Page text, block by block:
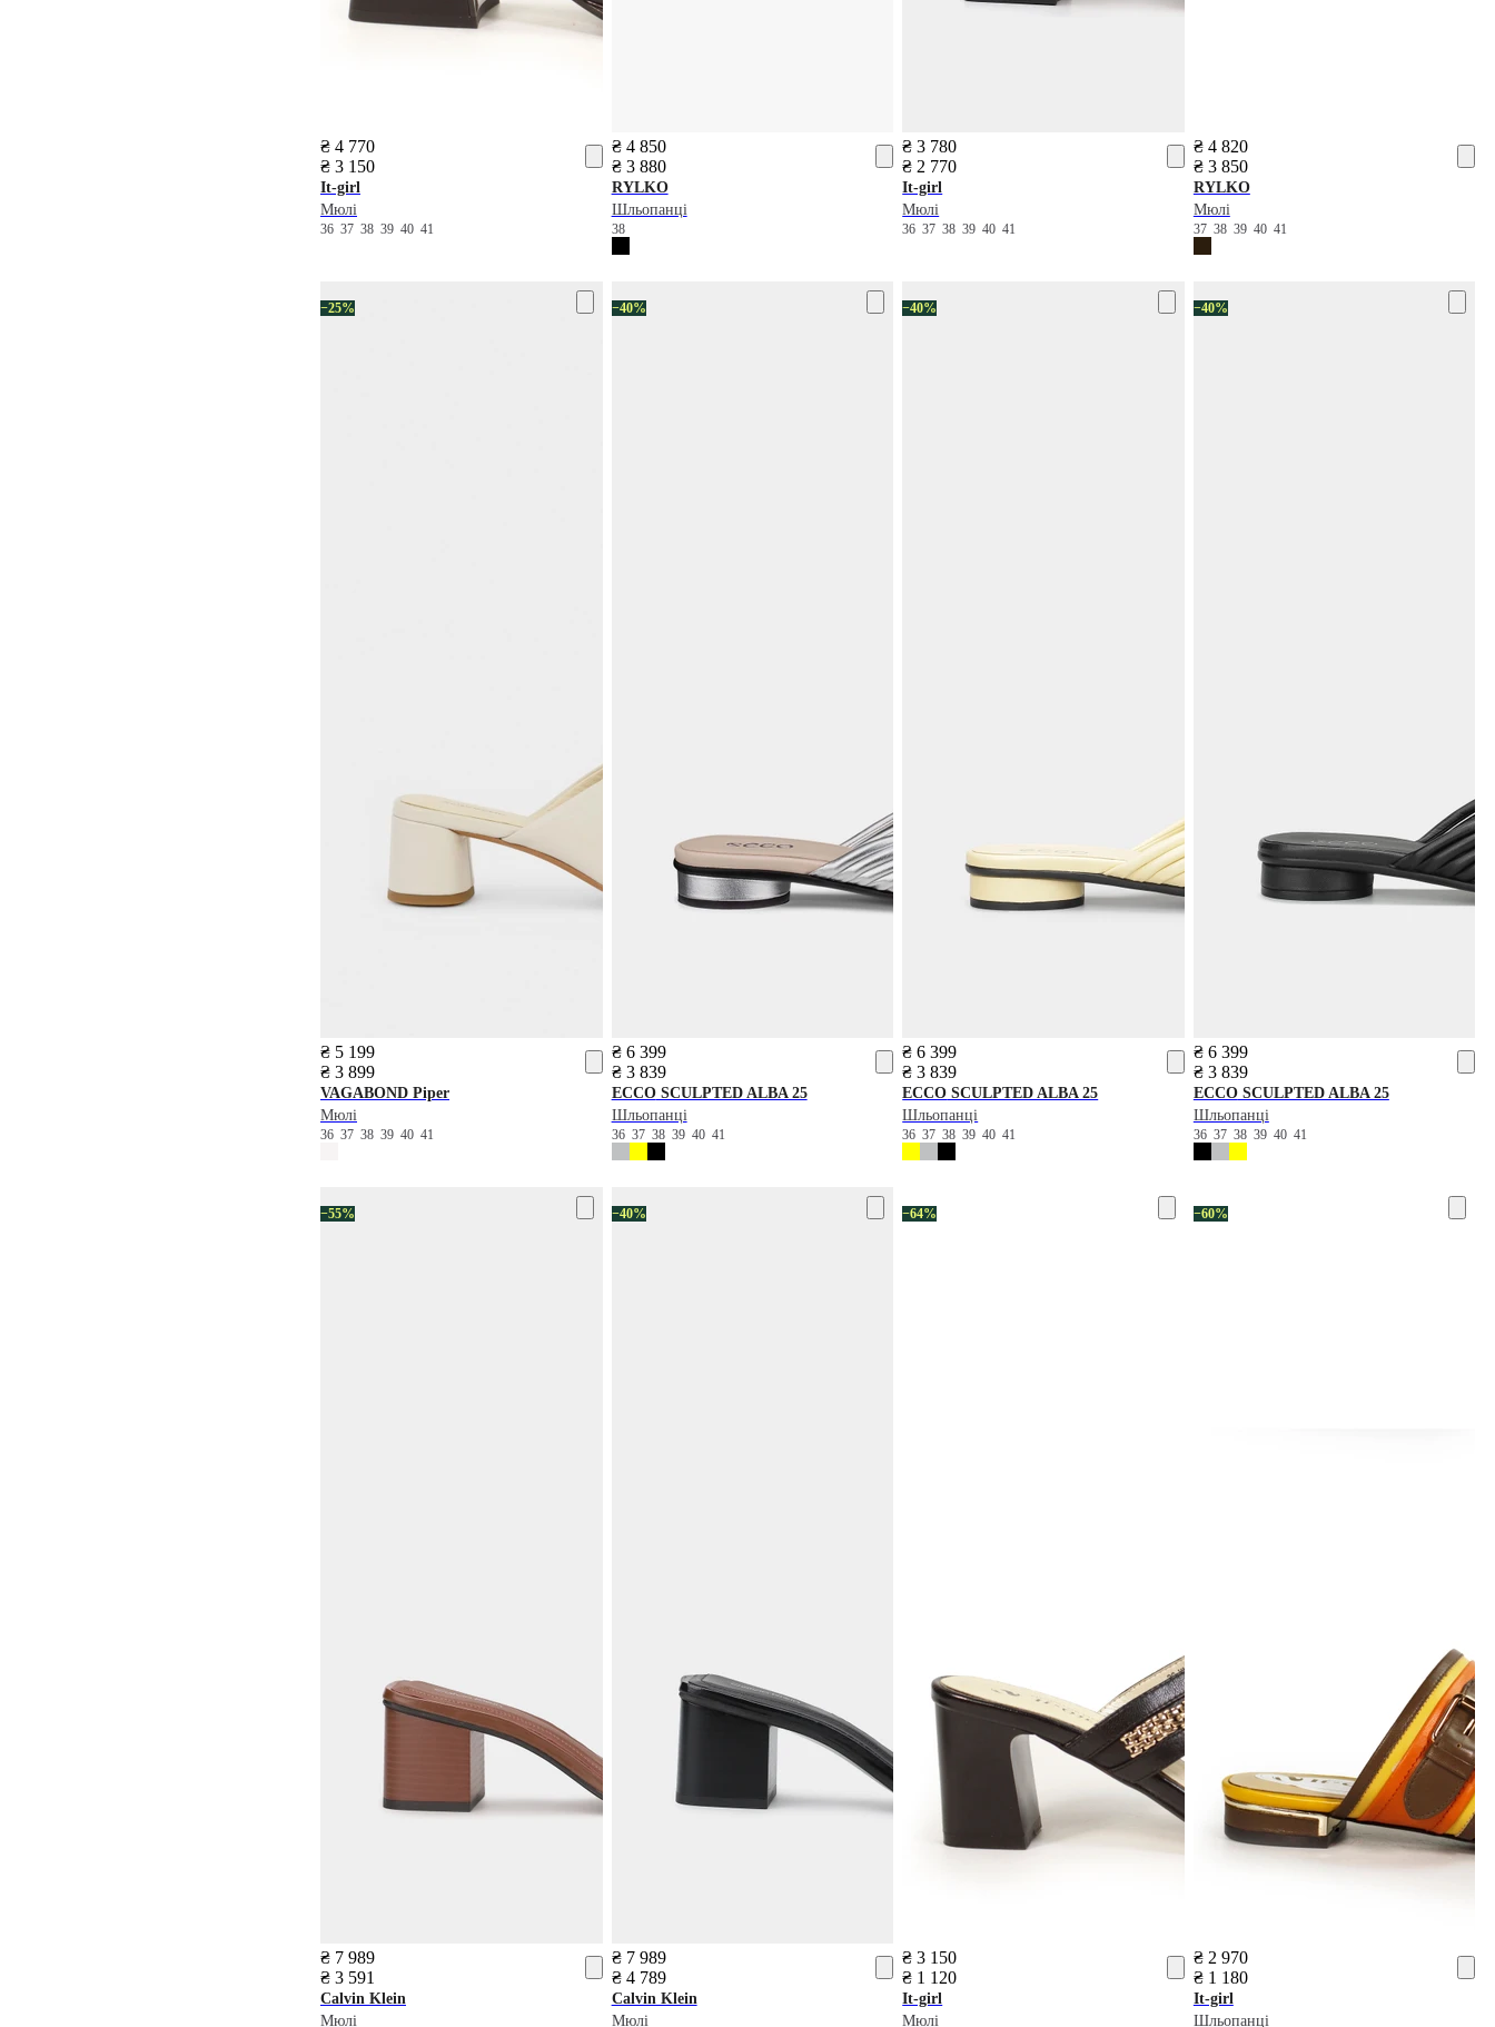
₴ 4 770
₴ 3 150
It-girl
Мюлі
36 37 38 39 40 41
₴ 4 850
₴ 3 880
RYLKO
Шльопанці
38
₴ 3 780
₴ 2 770
It-girl
Мюлі
363738394041
₴ 4 820
₴ 3 850
RYLKO
Мюлі
37 38 39 40 41
−25%
₴ 5 199
₴ 3 899
VAGABOND Piper
Мюлі
36 37 38 39 40 41
−40%
₴ 6 399
₴ 3 839
ECCOSCULPTED ALBA 25
Шльопанці
36 37 38 39 40 41
−40%
₴ 6 399
₴ 3 839
ECCO SCULPTED ALBA 25
Шльопанці
363738394041
−40%
₴ 6 399
₴ 3 839
ECCOSCULPTED ALBA 25
Шльопанці
36 37 38 39 40 41
−55%
₴ 7 989
₴ 3 591
Calvin Klein
Мюлі
−40%
₴ 7 989
₴ 4 789
Calvin Klein
Мюлі
−64%
₴ 3 150
₴ 1 120
It-girl
Мюлі
−60%
₴ 2 970
₴ 1 180
It-girl
Шльопанці